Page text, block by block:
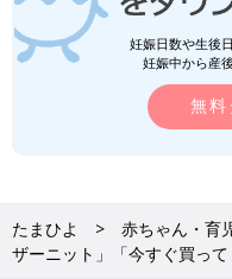
妊娠日数や生後
妊娠中から産
無料
たまひよ 赤ちゃん・育
ザーニット」「今すぐ買っ